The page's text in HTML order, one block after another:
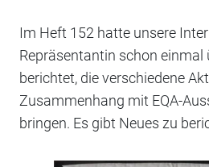
Im Heft 152 hatte unsere
Repräsentantin schon einmal
berichtet, die verschiedene
Zusammenhang mit EQA-
bringen. Es gibt Neues zu